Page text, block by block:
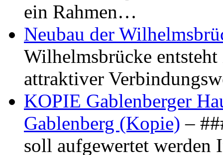
ein Rahmen…
Neubau der
Wilhelmsbrücke
attraktiver
KOPIE Gablenberger
Gablenberg (Kopie) –
soll aufgewertet werden